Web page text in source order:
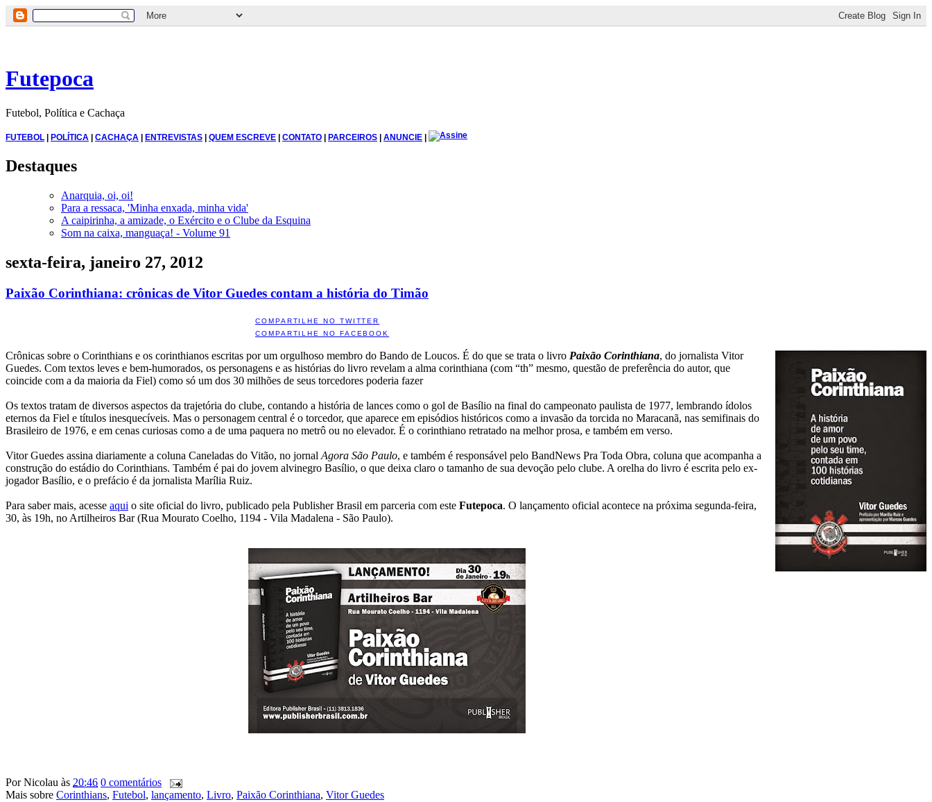
Futepoca
Futebol, Política e Cachaça
FUTEBOL | POLÍTICA | CACHAÇA | ENTREVISTAS | QUEM ESCREVE | CONTATO | PARCEIROS | ANUNCIE |
Destaques
Anarquia, oi, oi!
Para a ressaca, 'Minha enxada, minha vida'
A caipirinha, a amizade, o Exército e o Clube da Esquina
Som na caixa, manguaça! - Volume 91
sexta-feira, janeiro 27, 2012
Paixão Corinthiana: crônicas de Vitor Guedes contam a história do Timão
COMPARTILHE NO TWITTER
COMPARTILHE NO FACEBOOK
Crônicas sobre o Corinthians e os corinthianos escritas por um orgulhoso membro do Bando de Loucos. É do que se trata o livro Paixão Corinthiana, do jornalista Vitor
Guedes. Com textos leves e bem-humorados, os personagens e as histórias do livro revelam a alma corinthiana (com “th” mesmo, questão de preferência do autor, que
coincide com a da maioria da Fiel) como só um dos 30 milhões de seus torcedores poderia fazer
Os textos tratam de diversos aspectos da trajetória do clube, contando a história de lances como o gol de Basílio na final do campeonato paulista de 1977, lembrando ídolos
eternos da Fiel e títulos inesquecíveis. Mas o personagem central é o torcedor, que aparece em episódios históricos como a invasão da torcida no Maracanã, nas semifinais do
Brasileiro de 1976, e em cenas curiosas como a de uma paquera no metrô ou no elevador. É o corinthiano retratado na melhor prosa, e também em verso.
Vitor Guedes assina diariamente a coluna Caneladas do Vitão, no jornal Agora São Paulo, e também é responsável pelo BandNews Pra Toda Obra, coluna que acompanha a
construção do estádio do Corinthians. Também é pai do jovem alvinegro Basílio, o que deixa claro o tamanho de sua devoção pelo clube. A orelha do livro é escrita pelo ex-
jogador Basílio, e o prefácio é da jornalista Marília Ruiz.
Para saber mais, acesse aqui o site oficial do livro, publicado pela Publisher Brasil em parceria com este Futepoca. O lançamento oficial acontece na próxima segunda-feira,
30, às 19h, no Artilheiros Bar (Rua Mourato Coelho, 1194 - Vila Madalena - São Paulo).
PorNicolau às 20:46 0 comentários
Mais sobre Corinthians, Futebol, lançamento, Livro, Paixão Corinthiana, Vitor Guedes